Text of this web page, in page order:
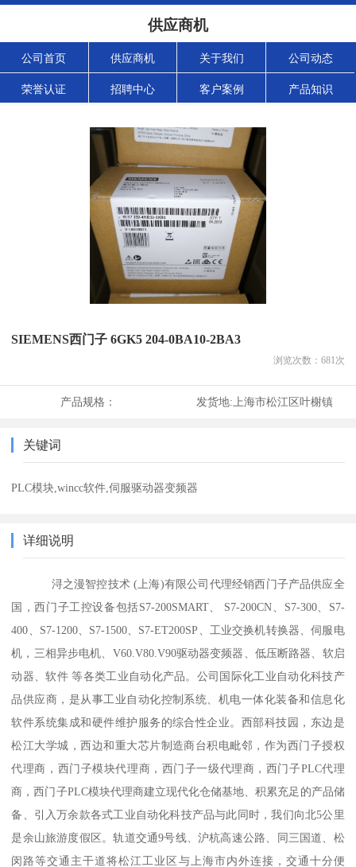
供应商机
公司首页 供应商机 关于我们 公司动态
荣誉认证 招聘中心 客户案例 产品知识
SIEMENS西门子 6GK5 204-0BA10-2BA3
浏览次数： 681次
产品规格： 发货地: 上海市松江区叶榭镇
关键词
PLC模块,wincc软件,伺服驱动器变频器
详细说明
浔之漫智控技术 (上海)有限公司代理经销西门子产品供应全
国，西门子工控设备包括S7-200SMART、 S7-200CN、S7-300、S7-
400、S7-1200、S7-1500、S7-ET200SP、工业交换机转换器、伺服电
机，三相异步电机、V60.V80.V90驱动器变频器、低压断路器、软启
动器、软件 等各类工业自动化产品。公司国际化工业自动化科技产
品供应商，是从事工业自动化控制系统、机电一体化装备和信息化
软件系统集成和硬件维护服务的综合性企业。西部科技园，东边是
松江大学城，西边和重大芯片制造商台积电毗邻，作为西门子授权
代理商，西门子模块代理商，西门子一级代理商，西门子PLC代理
商，西门子PLC模块代理商建立现代化仓储基地、积累充足的产品储
备、引入万余款各式工业自动化科技产品与此同时，我们向北5公里
是余山旅游度假区。轨道交通9号线、沪杭高速公路、同三国道、松
闵路等交通主干道将松江工业区与上海市内外连接，交通十分便